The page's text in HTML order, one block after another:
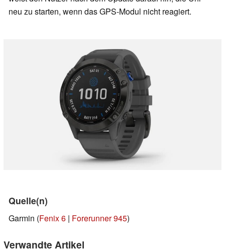
neu zu starten, wenn das GPS-Modul nicht reagiert.
Quelle(n)
Garmin (Fenix 6 | Forerunner 945)
Verwandte Artikel